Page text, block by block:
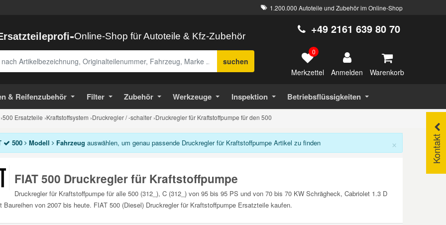
1.200.000 Autoteile und Zubehör im Online-Shop
-Online-Shop für Autoteile & Kfz-Zubehör
suchen
+49 2161 639 80 70
0
Merkzettel Anmelden Warenkorb
& Reifenzubehör Filter Zubehör Werkzeuge Inspektion Betriebsflüssigkeiten
›500 Ersatzteile ›Kraftstoffsystem ›Druckregler / -schalter ›Druckregler für Kraftstoffpumpe für den 500
Kontakt
×
500 Modell Fahrzeug auswählen, um genau passende Druckregler für Kraftstoffpumpe Artikel zu finden
FIAT 500 Druckregler für Kraftstoffpumpe
Druckregler für Kraftstoffpumpe für alle 500 (312_), C (312_) von 95 bis 95 PS und von 70 bis 70 KW Schrägheck, Cabriolet 1.3 D
Baureihen von 2007 bis heute. FIAT 500 (Diesel) Druckregler für Kraftstoffpumpe Ersatzteile kaufen.